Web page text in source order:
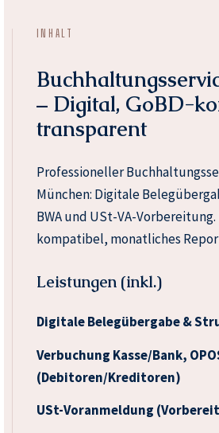
INHALT
– Digital, GoBD-
transparent
Professioneller
München: Digitale
BWA und USt-VA-Vorbereitung.
kompatibel, monatliches
Leistungen (inkl.)
Digitale Belegübergabe &
Verbuchung Kasse/Bank,
(Debitoren/Kreditoren)
USt-Voranmeldung